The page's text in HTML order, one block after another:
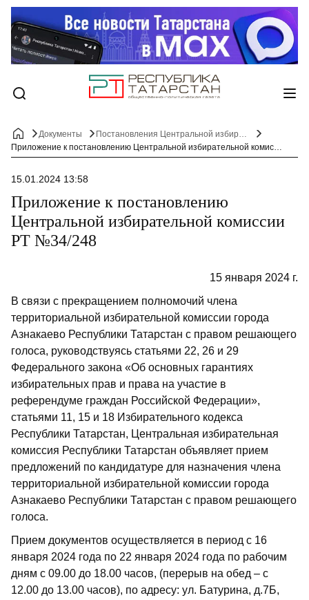
Документы
Постановления Центральной избирательной комиссии Республики Татарстан
Приложение к постановлению Центральной избирательной комиссии РТ №34/248
15.01.2024 13:58
Приложение к постановлению
Центральной избирательной комиссии
РТ №34/248
15 января 2024 г.
В связи с прекращением полномочий члена
территориальной избирательной комиссии города
Азнакаево Республики Татарстан с правом решающего
голоса, руководствуясь статьями 22, 26 и 29
Федерального закона «Об основных гарантиях
избирательных прав и права на участие в
референдуме граждан Российской Федерации»,
статьями 11, 15 и 18 Избирательного кодекса
Республики Татарстан, Центральная избирательная
комиссия Республики Татарстан объявляет прием
предложений по кандидатуре для назначения члена
территориальной избирательной комиссии города
Азнакаево Республики Татарстан с правом решающего
голоса.
Прием документов осуществляется в период с 16
января 2024 года по 22 января 2024 года по рабочим
дням с 09.00 до 18.00 часов, (перерыв на обед – с
12.00 до 13.00 часов), по адресу: ул. Батурина, д.7Б,